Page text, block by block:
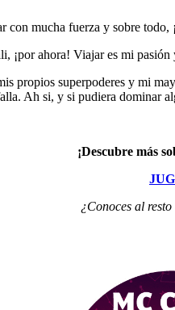
mucha fuerza y sobre
ahora! Viajar es mi pasión
propios superpoderes y mi
Ah si, y si pudiera
¡Descubre más
¿Conoces al